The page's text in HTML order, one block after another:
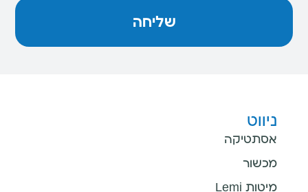
שליחה
ניווט
אסתטיקה
מכשור
מיטות Lemi